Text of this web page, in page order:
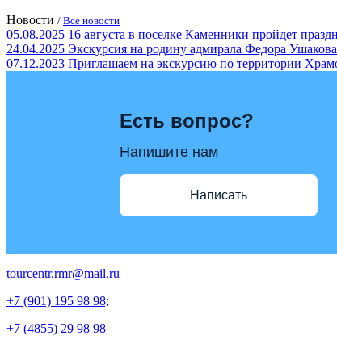
Новости / Все новости
05.08.2025 16 августа в поселке Каменники пройдет
24.04.2025 Экскурсия на родину адмирала Федора
07.12.2023 Приглашаем на экскурсию по территории
Есть вопрос?
Напишите нам
Написать
tourcentr.rmr@mail.ru
+7 (901) 195 98 98;
+7 (4855) 29 98 98